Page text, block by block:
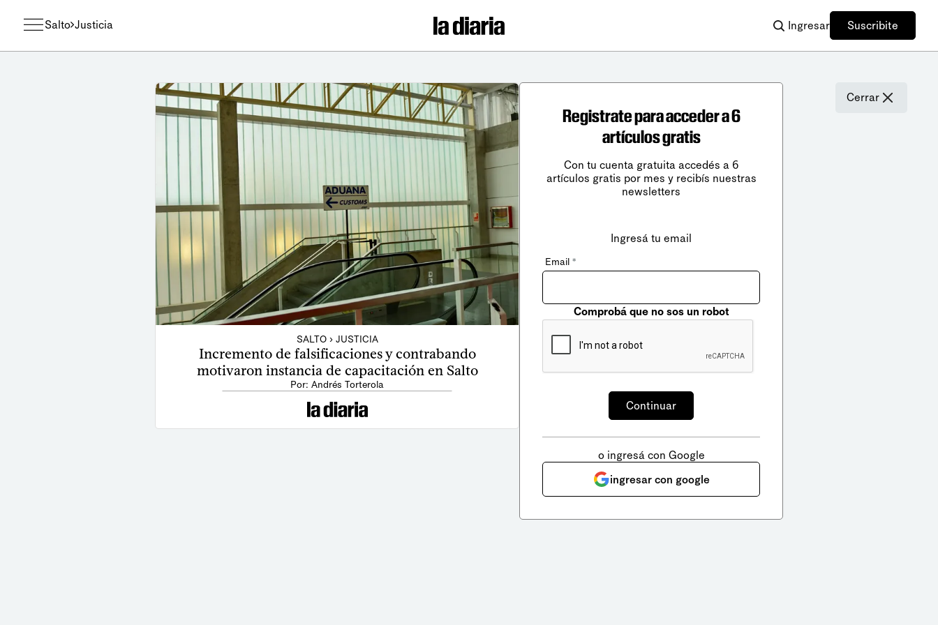
Salto Justicia Ingresar Suscribite
SALTO › JUSTICIA
Incremento de falsificaciones y contrabando
motivaron instancia de capacitación en Salto
Por: Andrés Torterola
Cerrar
Registrate para acceder a 6
artículos gratis
Con tu cuenta gratuita accedés a 6
artículos gratis por mes y recibís nuestras
newsletters
Ingresá tu email
Email *
Comprobá que no sos un robot
o ingresá con Google
ingresar con google